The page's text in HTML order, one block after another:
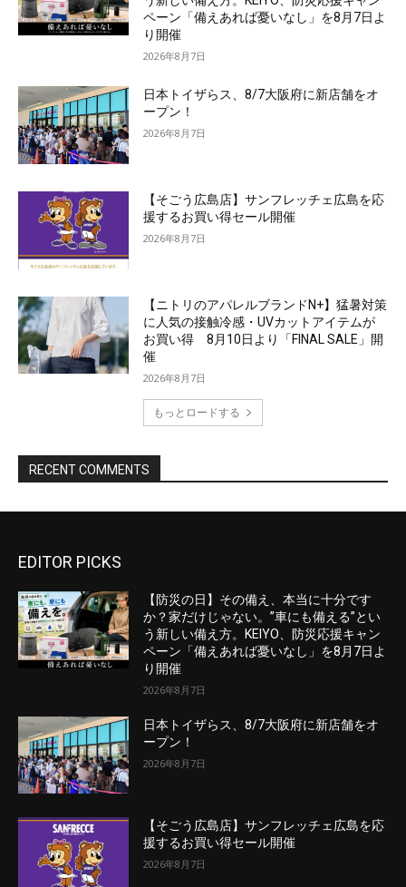
EDITOR PICKS
【防災の日】その備え、本当に十分です
か？家だけじゃない。”車にも備える”とい
う新しい備え方。KEIYO、防災応援キャン
ペーン「備えあれば憂いなし」を8月7日よ
り開催
2026年8月7日
日本トイザらス、8/7大阪府に新店舗をオ
ープン！
2026年8月7日
【そごう広島店】サンフレッチェ広島を応
援するお買い得セール開催
2026年8月7日